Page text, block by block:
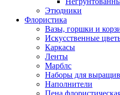
Этюдники
Флористика
Вазы, горшки и
Искусственные
Каркасы
Ленты
Марблс
Наборы для
Наполнители
Пена